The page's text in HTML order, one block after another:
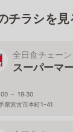
チラシを見
全日食チェーン
スーパーマ
～ 19:30
県宮古市本町1-41